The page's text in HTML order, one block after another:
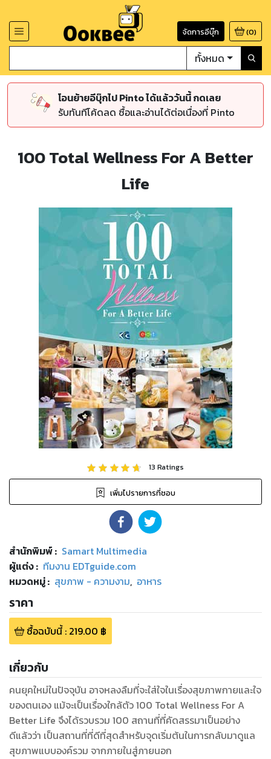
จัดการอีบุ๊ก (0)
ทั้งหมด
โอนย้ายอีบุ๊กไป Pinto ได้แล้ววันนี้ กดเลย
รับทันทีโค้ดลด ซื้อและอ่านได้ต่อเนื่องที่ Pinto
100 Total Wellness For A Better
Life
13 Ratings
เพิ่มไปรายการที่ชอบ
สำนักพิมพ์: Samart Multimedia
ผู้แต่ง : ทีมงาน EDTguide.com
หมวดหมู่: สุขภาพ - ความงาม, อาหาร
ราคา
ซื้อฉบับนี้: 219.00 ฿
เกี่ยวกับ
คนยุคใหม่ในปัจจุบัน อาจหลงลืมที่จะใส่ใจในเรื่องสุขภาพกายและใจ
ของตนเอง แม้จะเป็นเรื่องใกล้ตัว 100 Total Wellness For A
Better Life จึงได้รวบรวม 100 สถานที่ที่คัดสรรมาเป็นอย่าง
ดีแล้วว่า เป็นสถานที่ที่ดีที่สุดสำหรับจุดเริ่มต้นในการกลับมาดูแล
สุขภาพแบบองค์รวม จากภายในสู่ภายนอก